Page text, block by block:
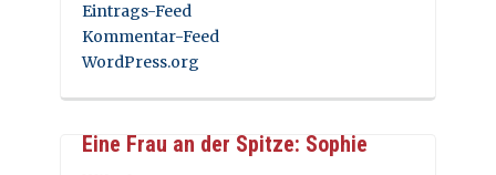
Eintrags-Feed
Kommentar-Feed
WordPress.org
Eine Frau an der Spitze: Sophie